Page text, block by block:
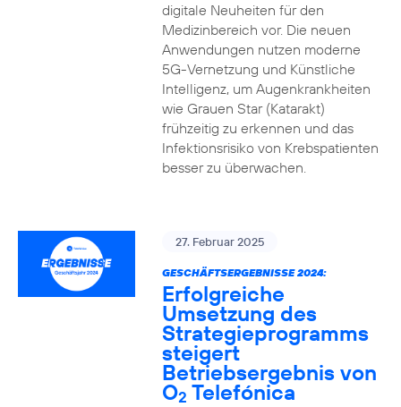
digitale Neuheiten für den
Medizinbereich vor. Die neuen
Anwendungen nutzen moderne
5G-Vernetzung und Künstliche
Intelligenz, um Augenkrankheiten
wie Grauen Star (Katarakt)
frühzeitig zu erkennen und das
Infektionsrisiko von Krebspatienten
besser zu überwachen.
27. Februar 2025
GESCHÄFTSERGEBNISSE 2024:
Erfolgreiche
Umsetzung des
Strategieprogramms
steigert
Betriebsergebnis von
O2 Telefónica